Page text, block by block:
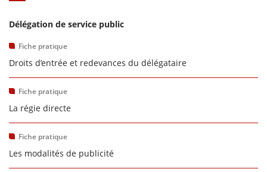
Délégation de service public
Fiche pratique
Droits d’entrée et redevances du délégataire
Fiche pratique
La régie directe
Fiche pratique
Les modalités de publicité